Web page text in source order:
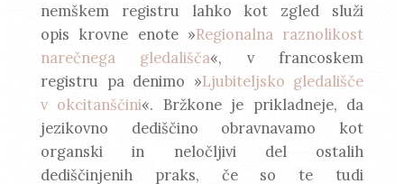
nemškem registru lahko kot zgled služi
opis krovne enote »Regionalna raznolikost
narečnega gledališča«, v francoskem
registru pa denimo »Ljubiteljsko gledališče
v okcitanščini«. Bržkone je prikladneje, da
jezikovno dediščino obravnavamo kot
organski in neločljivi del ostalih
dediščinjenih praks, če so te tudi